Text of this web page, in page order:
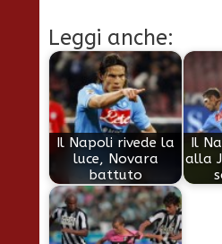
Leggi anche:
Il Napoli rivede la
luce, Novara
battuto
Il
alla